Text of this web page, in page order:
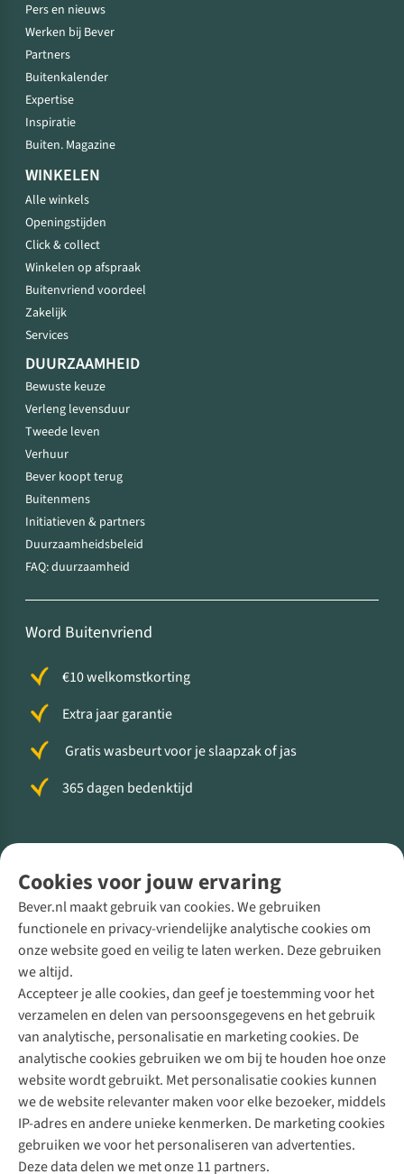
Cookies voor jouw ervaring
Bever.nl maakt gebruik van cookies. We gebruiken
functionele en privacy-vriendelijke analytische cookies om
onze website goed en veilig te laten werken. Deze gebruiken
we altijd.
Accepteer je alle cookies, dan geef je toestemming voor het
verzamelen en delen van persoonsgegevens en het gebruik
van analytische, personalisatie en marketing cookies. De
analytische cookies gebruiken we om bij te houden hoe onze
website wordt gebruikt. Met personalisatie cookies kunnen
we de website relevanter maken voor elke bezoeker, middels
IP-adres en andere unieke kenmerken. De marketing cookies
gebruiken we voor het personaliseren van advertenties.
Deze data delen we met onze 11 partners.
Pers en nieuws
Werken bij Bever
Partners
Buitenkalender
Expertise
Inspiratie
Buiten. Magazine
WINKELEN
Alle winkels
Openingstijden
Click & collect
Winkelen op afspraak
Buitenvriend voordeel
Zakelijk
Services
DUURZAAMHEID
Bewuste keuze
Verleng levensduur
Tweede leven
Verhuur
Bever koopt terug
Buitenmens
Initiatieven & partners
Duurzaamheidsbeleid
FAQ: duurzaamheid
Word Buitenvriend
€10 welkomstkorting
Extra jaar garantie
Gratis wasbeurt voor je slaapzak of jas
365 dagen bedenktijd
Direct advies van een Buitenexpert
+31 (0)85 888 50 88
+31 6 12 28 49 80
Contactformulier